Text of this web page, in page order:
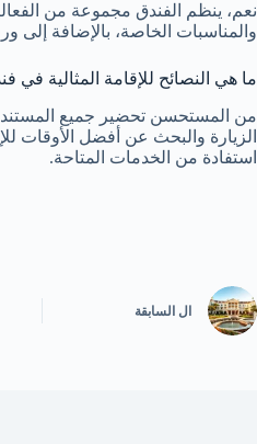
نعم، ينظم الفندق مجموعة من
والمناسبات الخاصة، بالإضافة إلى
ما هي النصائح للإقامة المثالية في
من المستحسن تحضير جميع
الزيارة والبحث عن أفضل الأوقات
استفادة من الخدمات المتاحة.
ال السابقة